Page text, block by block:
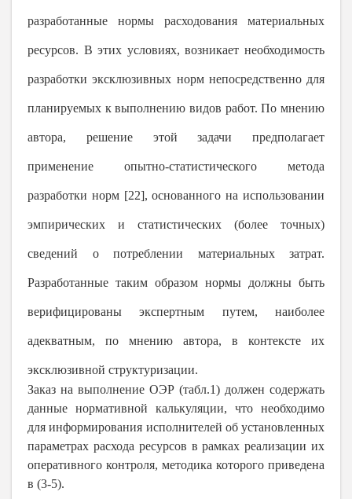
разработанные нормы расходования материальных
ресурсов. В этих условиях, возникает необходимость
разработки эксклюзивных норм непосредственно для
планируемых к выполнению видов работ. По мнению
автора, решение этой задачи предполагает
применение опытно-статистического метода
разработки норм [22], основанного на использовании
эмпирических и статистических (более точных)
сведений о потреблении материальных затрат.
Разработанные таким образом нормы должны быть
верифицированы экспертным путем, наиболее
адекватным, по мнению автора, в контексте их
эксклюзивной структуризации.
Заказ на выполнение ОЭР (табл.1) должен содержать
данные нормативной калькуляции, что необходимо
для информирования исполнителей об установленных
параметрах расхода ресурсов в рамках реализации их
оперативного контроля, методика которого приведена
в (3-5).